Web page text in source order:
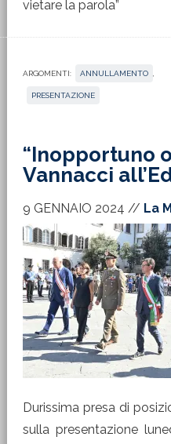
vietare la parola”
ARGOMENTI: ANNULLAMENTO
PRESENTAZIONE
“Inopportuno
Vannacci
9 GENNAIO 2024 // La
Durissima presa di
sulla presentazione